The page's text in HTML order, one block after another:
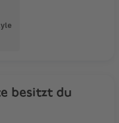
besitzt du